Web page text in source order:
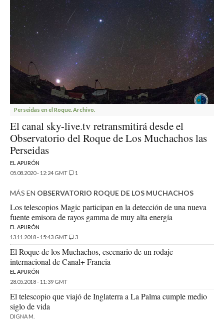
Perseidas en el Roque. Archivo.
El canal sky-live.tv retransmitirá desde el
Observatorio del Roque de Los Muchachos las
Perseidas
EL APURÓN
05.08.2020 - 12:24 GMT
1
MÁS EN OBSERVATORIO ROQUE DE LOS MUCHACHOS
Los telescopios Magic participan en la detección de una nueva
fuente emisora de rayos gamma de muy alta energía
EL APURÓN
13.11.2018 - 15:43 GMT
3
El Roque de los Muchachos, escenario de un rodaje
internacional de Canal+ Francia
EL APURÓN
28.05.2018 - 11:39 GMT
El telescopio que viajó de Inglaterra a La Palma cumple medio
siglo de vida
DIGNA M.